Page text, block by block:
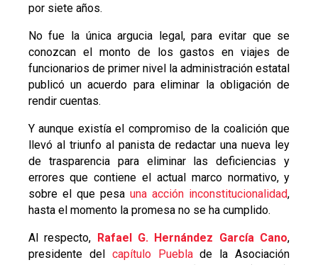
por siete años.
No fue la única argucia legal, para evitar que se
conozcan el monto de los gastos en viajes de
funcionarios de primer nivel la administración estatal
publicó un acuerdo para eliminar la obligación de
rendir cuentas.
Y aunque existía el compromiso de la coalición que
llevó al triunfo al panista de redactar una nueva ley
de trasparencia para eliminar las deficiencias y
errores que contiene el actual marco normativo, y
sobre el que pesauna acción inconstitucionalidad,
hasta el momento la promesa no se ha cumplido.
Al respecto, Rafael G. Hernández García Cano,
presidente del capítulo Pueblade la Asociación